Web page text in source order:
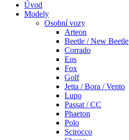
Úvod
Modely
Osobní vozy
Arteon
Beetle / New Beetle
Corrado
Eos
Fox
Golf
Jetta / Bora / Vento
Lupo
Passat / CC
Phaeton
Polo
Scirocco